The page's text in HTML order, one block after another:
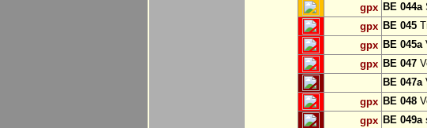
gpx BE 044a
gpx BE 045
gpx BE 045a
gpx BE 047
BE 047a
gpx BE 048
gpx BE 049a